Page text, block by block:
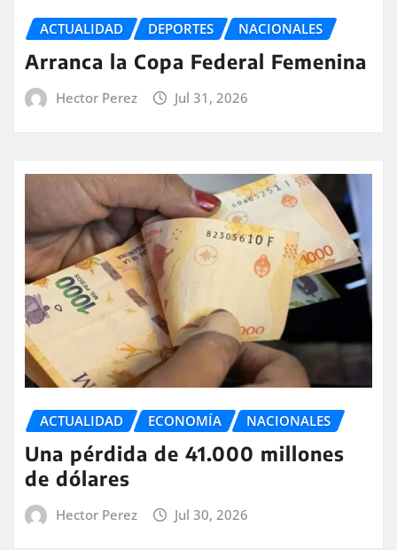
ACTUALIDAD DEPORTES NACIONALES
Arranca la Copa Federal Femenina
Hector Perez Jul 31, 2026
ACTUALIDAD ECONOMÍA NACIONALES
Una pérdida de 41.000 millones
de dólares
Hector Perez Jul 30, 2026